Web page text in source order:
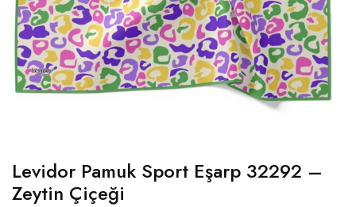
Levidor Pamuk Sport Eşarp 32292 –
Zeytin Çiçeği